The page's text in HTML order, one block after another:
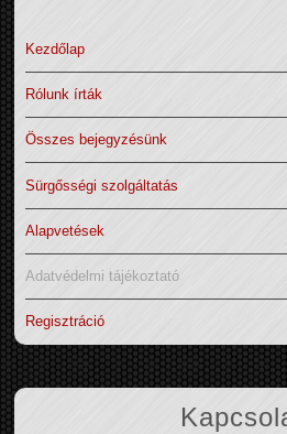
Kezdőlap
Rólunk írták
Összes bejegyzésünk
Sürgősségi szolgáltatás
Alapvetések
Adatvédelmi tájékoztató
Regisztráció